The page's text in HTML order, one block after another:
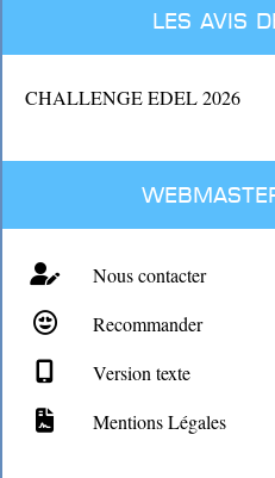
Les avis
CHALLENGE EDEL 2026
Nous contacter
Recommander
Version texte
Mentions Légales